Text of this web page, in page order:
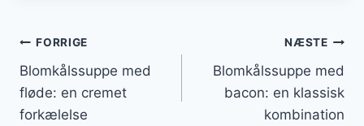
Indlægsnavigation
FORRIGE
Blomkålssuppe med
fløde: en cremet
forkælelse
NÆSTE
Blomkålssuppe med
bacon: en klassisk
kombination